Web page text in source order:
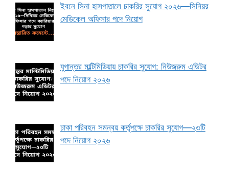
ইবনে সিনা হাসপাতালে চাকরির সুযোগ ২০২৬—সিনিয়র
মেডিকেল অফিসার পদে নিয়োগ
যুগান্তর মাল্টিমিডিয়ায় চাকরির সুযোগ: নিউজরুম এডিটর
পদে নিয়োগ ২০২৬
ঢাকা পরিবহন সমন্বয় কর্তৃপক্ষে চাকরির সুযোগ—২৩টি
পদে নিয়োগ ২০২৬